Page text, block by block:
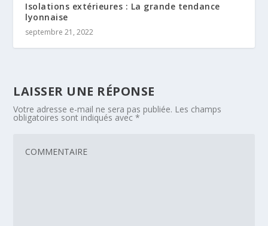
Isolations extérieures : La grande tendance
lyonnaise
septembre 21, 2022
LAISSER UNE RÉPONSE
Votre adresse e-mail ne sera pas publiée. Les champs
obligatoires sont indiqués avec*